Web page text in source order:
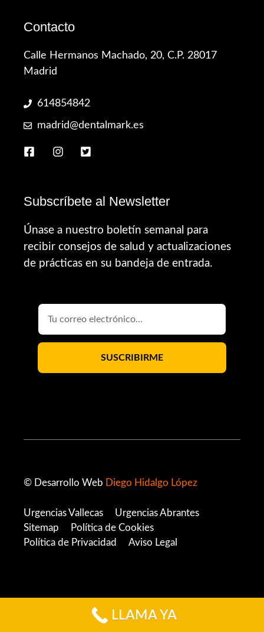
Contacto
Calle Hermanos Machado, 20, C.P. 28017
Madrid
614854842
madrid@dentalmark.es
Subscríbete al Newsletter
Únase a nuestro boletín semanal para
recibir consejos de salud y actualizaciones
de prácticas en su bandeja de entrada.
© Desarrollo Web Diego Hidalgo López
Urgencias Vallecas
Urgencias Abrantes
Sitemap
Política de Cookies
Política de Privacidad
Aviso Legal
LLAMA YA